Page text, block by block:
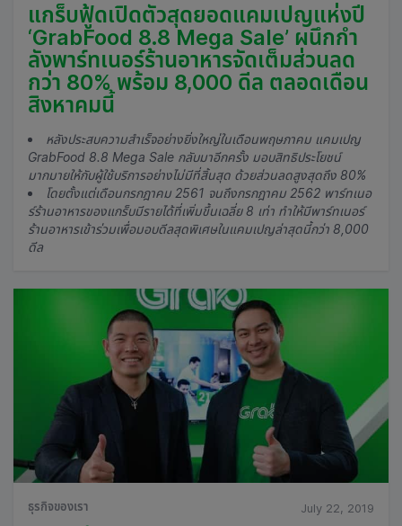
แกร็บฟู้ดเปิดตัวสุดยอดแคมเปญแห่งปี
‘GrabFood 8.8 Mega Sale’ ผนึกกำ
ลังพาร์ทเนอร์ร้านอาหารจัดเต็มส่วนลด
กว่า 80% พร้อม 8,000 ดีล ตลอดเดือน
สิงหาคมนี้
หลังประสบความสำเร็จอย่างยิ่งใหญ่ในเดือนพฤษภาคม แคมเปญ
GrabFood 8.8 Mega Sale กลับมาอีกครั้ง มอบสิทธิประโยชน์
มากมายให้กับผู้ใช้บริการอย่างไม่มีที่สิ้นสุด ด้วยส่วนลดสูงสุดถึง 80%
โดยตั้งแต่เดือนกรกฎาคม 2561 จนถึงกรกฎาคม 2562 พาร์ทเนอ
ร์ร้านอาหารของแกร็บมีรายได้ที่เพิ่มขึ้นเฉลี่ย 8 เท่า ทำให้มีพาร์ทเนอร์
ร้านอาหารเข้าร่วมเพื่อมอบดีลสุดพิเศษในแคมเปญล่าสุดนี้กว่า 8,000
ดีล
ธุรกิจของเรา July 22, 2019